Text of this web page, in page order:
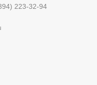
223-32-94